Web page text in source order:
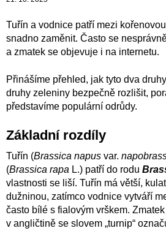
Tuřín a vodnice patří mezi
snadno zaměnit. Často se
a zmatek se objevuje i na internetu.
Přinášíme přehled, jak tyto dva
druhy zeleniny bezpečně rozlišit,
představíme populární odrůdy.
Základní rozdíly
Tuřín (Brassica napus var.
(Brassica rapa L.) patří do rodu
vlastnosti se liší. Tuřín má větší,
dužninou, zatímco vodnice vytváří
často bílé s fialovým vrškem.
v angličtině se slovem „turnip“